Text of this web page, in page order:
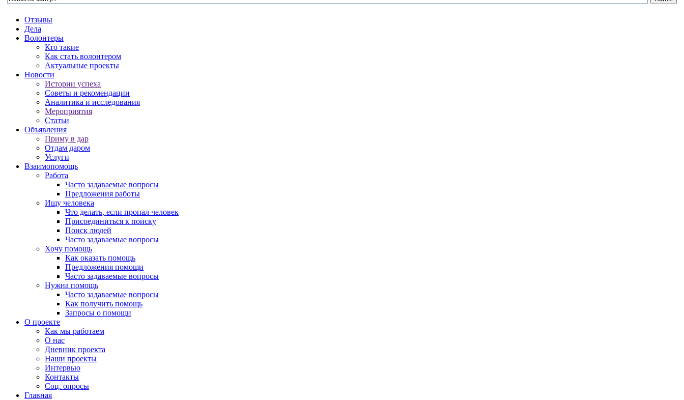
Отзывы
Дела
Волонтеры
Кто такие
Как стать волонтером
Актуальные проекты
Новости
Истории успеха
Советы и рекомендации
Аналитика и исследования
Мероприятия
Статьи
Объявления
Приму в дар
Отдам даром
Услуги
Взаимопомощь
Работа
Часто задаваемые вопросы
Предложения работы
Ищу человека
Что делать, если пропал человек
Присоединиться к поиску
Поиск людей
Часто задаваемые вопросы
Хочу помощь
Как оказать помощь
Предложения помощи
Часто задаваемые вопросы
Нужна помощь
Часто задаваемые вопросы
Как получить помощь
Запросы о помощи
О проекте
Как мы работаем
О нас
Дневник проекта
Наши проекты
Интервью
Контакты
Соц. опросы
Главная